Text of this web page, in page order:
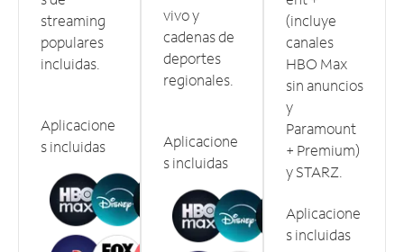
streaming
populares
incluidas.
Aplicacione
s incluidas
vivo y
cadenas de
deportes
regionales.
Aplicacione
s incluidas
(incluye
canales
HBO Max
sin anuncios
y
Paramount
+ Premium)
y STARZ.
Aplicacione
s incluidas